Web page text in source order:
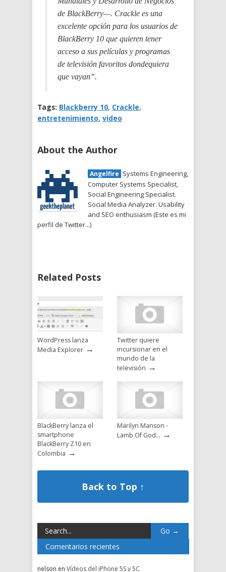
de BlackBerry—. Crackle es una
excelente opción para los usuarios de
BlackBerry 10 que quieren tener
acceso a sus películas y programas
de televisión favoritos dondequiera
que vayan”.
Tags: Blackberry 10, Crackle,
entretenimiento, video
About the Author
Angelfire Systems Engineering,
Computer Systems Specialist,
Social Engineering Specialist.
Social Media Analyzer. Usability
and SEO enthusiasm (Este es mi
perfil de Twitter...)
Related Posts
WordPress lanza
Media Explorer →
Twitter quiere
incursionar en el
mundo de la
televisión →
BlackBerry lanza el
smartphone
BlackBerry Z10 en
Colombia →
Marilyn Manson -
Lamb Of God… →
Back to Top ↑
Comentarios recientes
nelson en Vídeos del iPhone 5S y 5C